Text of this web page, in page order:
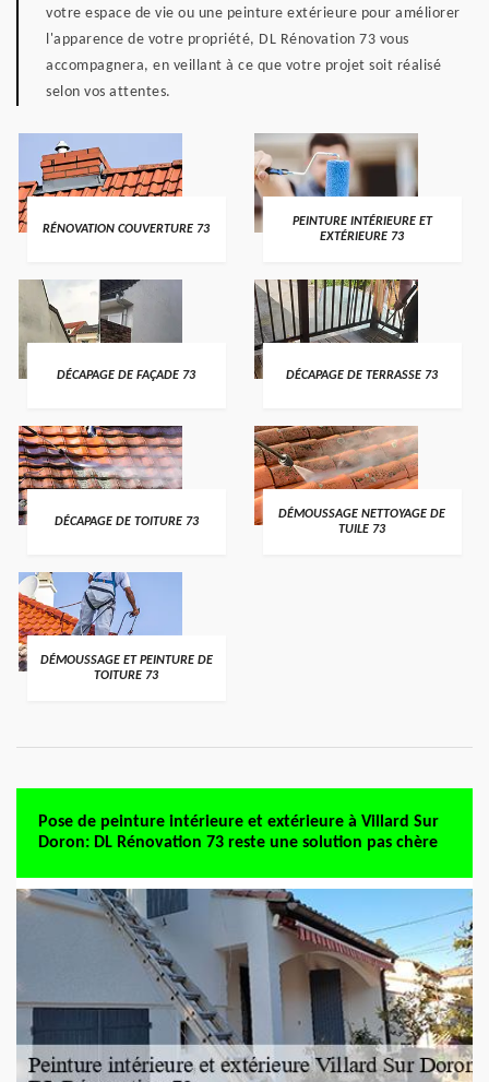
votre espace de vie ou une peinture extérieure pour améliorer
l'apparence de votre propriété, DL Rénovation 73 vous
accompagnera, en veillant à ce que votre projet soit réalisé
selon vos attentes.
RÉNOVATION COUVERTURE 73
PEINTURE INTÉRIEURE ET
EXTÉRIEURE 73
DÉCAPAGE DE FAÇADE 73 DÉCAPAGE DE TERRASSE 73
DÉCAPAGE DE TOITURE 73
DÉMOUSSAGE NETTOYAGE DE
TUILE 73
DÉMOUSSAGE ET PEINTURE DE
TOITURE 73
Pose de peinture intérieure et extérieure à Villard Sur
Doron: DL Rénovation 73 reste une solution pas chère